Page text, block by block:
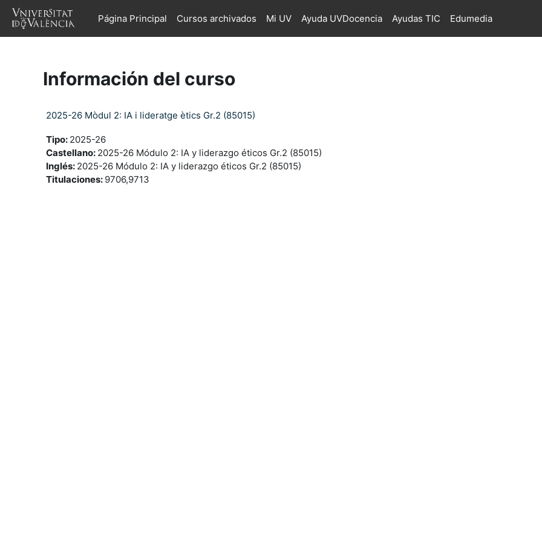
Salta al contenido principal
Página Principal
Cursos archivados Mi UV Ayuda UVDocencia Ayudas TIC Edumedia
Información del curso
2025-26 Mòdul 2: IA i lideratge ètics Gr.2 (85015)
Tipo: 2025-26
Castellano: 2025-26 Módulo 2: IA y liderazgo éticos Gr.2 (85015)
Inglés: 2025-26 Módulo 2: IA y liderazgo éticos Gr.2 (85015)
Titulaciones: 9706,9713